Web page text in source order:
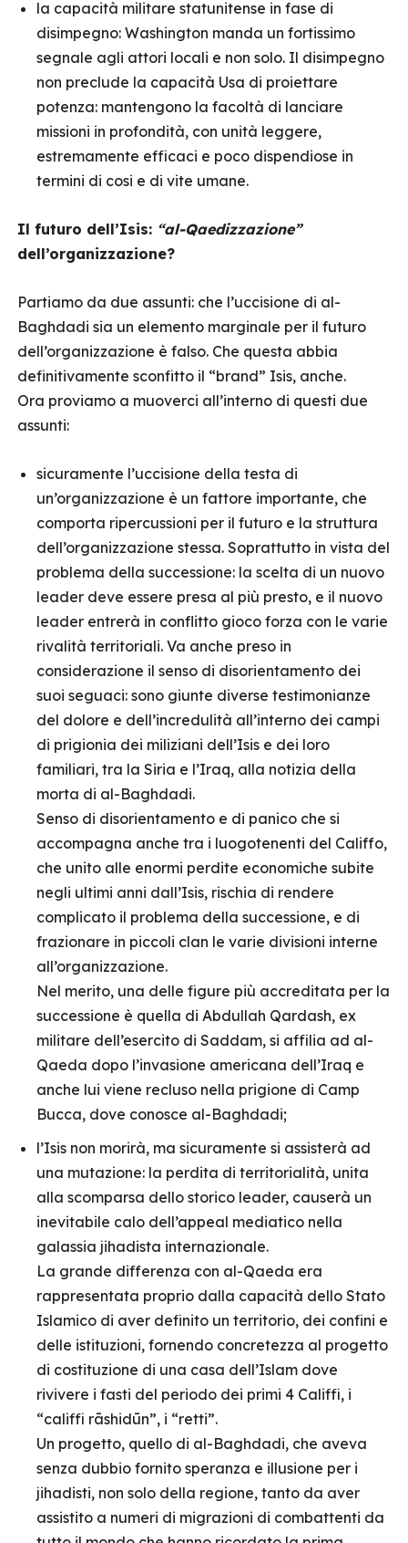
la capacità militare statunitense in fase di
disimpegno: Washington manda un fortissimo
segnale agli attori locali e non solo. Il disimpegno
non preclude la capacità Usa di proiettare
potenza: mantengono la facoltà di lanciare
missioni in profondità, con unità leggere,
estremamente efficaci e poco dispendiose in
termini di cosi e di vite umane.
Il futuro dell’Isis: “al-Qaedizzazione”
dell’organizzazione?
Partiamo da due assunti: che l’uccisione di al-
Baghdadi sia un elemento marginale per il futuro
dell’organizzazione è falso. Che questa abbia
definitivamente sconfitto il “brand” Isis, anche.
Ora proviamo a muoverci all’interno di questi due
assunti:
sicuramente l’uccisione della testa di
un’organizzazione è un fattore importante, che
comporta ripercussioni per il futuro e la struttura
dell’organizzazione stessa. Soprattutto in vista del
problema della successione: la scelta di un nuovo
leader deve essere presa al più presto, e il nuovo
leader entrerà in conflitto gioco forza con le varie
rivalità territoriali. Va anche preso in
considerazione il senso di disorientamento dei
suoi seguaci: sono giunte diverse testimonianze
del dolore e dell’incredulità all’interno dei campi
di prigionia dei miliziani dell’Isis e dei loro
familiari, tra la Siria e l’Iraq, alla notizia della
morta di al-Baghdadi.
Senso di disorientamento e di panico che si
accompagna anche tra i luogotenenti del Califfo,
che unito alle enormi perdite economiche subite
negli ultimi anni dall’Isis, rischia di rendere
complicato il problema della successione, e di
frazionare in piccoli clan le varie divisioni interne
all’organizzazione.
Nel merito, una delle figure più accreditata per la
successione è quella di Abdullah Qardash, ex
militare dell’esercito di Saddam, si affilia ad al-
Qaeda dopo l’invasione americana dell’Iraq e
anche lui viene recluso nella prigione di Camp
Bucca, dove conosce al-Baghdadi;
l’Isis non morirà, ma sicuramente si assisterà ad
una mutazione: la perdita di territorialità, unita
alla scomparsa dello storico leader, causerà un
inevitabile calo dell’appeal mediatico nella
galassia jihadista internazionale.
La grande differenza con al-Qaeda era
rappresentata proprio dalla capacità dello Stato
Islamico di aver definito un territorio, dei confini e
delle istituzioni, fornendo concretezza al progetto
di costituzione di una casa dell’Islam dove
rivivere i fasti del periodo dei primi 4 Califfi, i
“califfi rāshidūn”, i “retti”.
Un progetto, quello di al-Baghdadi, che aveva
senza dubbio fornito speranza e illusione per i
jihadisti, non solo della regione, tanto da aver
assistito a numeri di migrazioni di combattenti da